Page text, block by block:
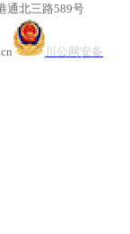
通北三路589号
川公网安备